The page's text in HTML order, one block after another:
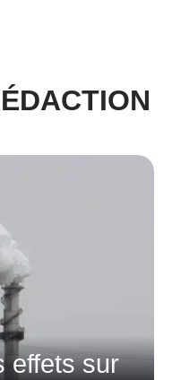
effets sur